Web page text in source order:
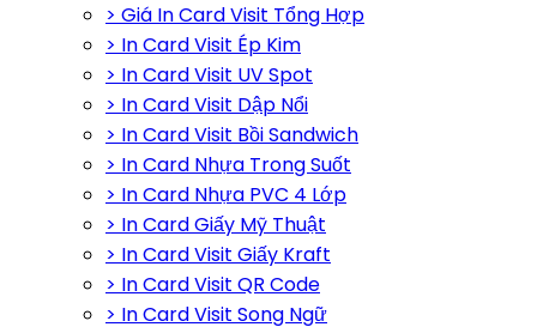
> Giá In Card Visit Tổng Hợp
> In Card Visit Ép Kim
> In Card Visit UV Spot
> In Card Visit Dập Nổi
> In Card Visit Bồi Sandwich
> In Card Nhựa Trong Suốt
> In Card Nhựa PVC 4 Lớp
> In Card Giấy Mỹ Thuật
> In Card Visit Giấy Kraft
> In Card Visit QR Code
> In Card Visit Song Ngữ